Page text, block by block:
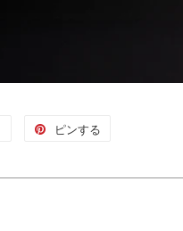
Twitter
投
ピンする
ピ